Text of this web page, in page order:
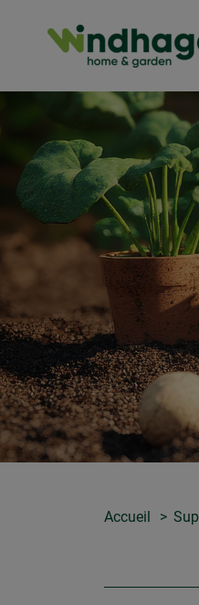
Accueil